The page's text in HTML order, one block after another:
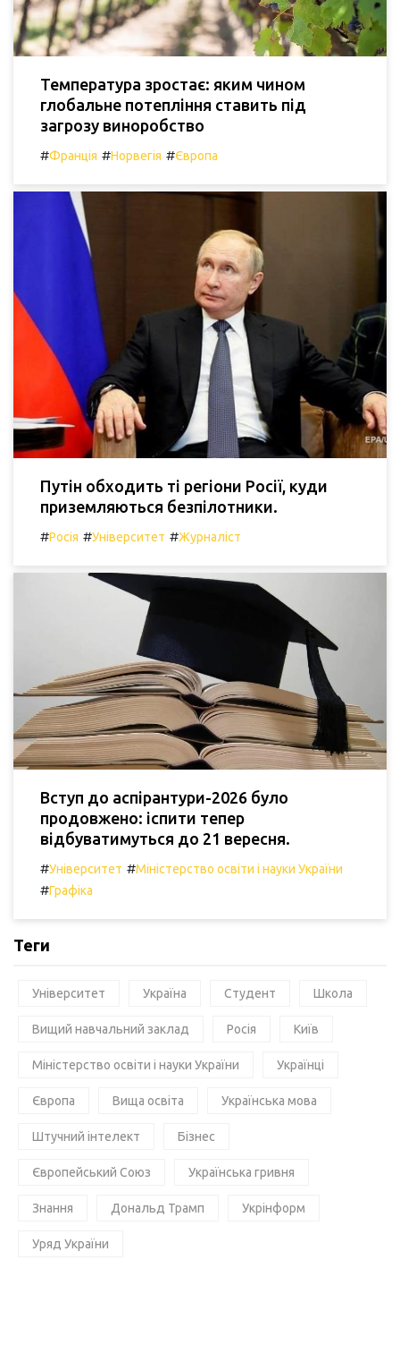
Температура зростає: яким чином
глобальне потепління ставить під
загрозу виноробство
#Франція #Норвегія #Європа
Путін обходить ті регіони Росії, куди
приземляються безпілотники.
#Росія #Університет #Журналіст
Вступ до аспірантури-2026 було
продовжено: іспити тепер
відбуватимуться до 21 вересня.
#Університет #Міністерство освіти і науки України
#Графіка
Теги
Університет Україна Студент Школа
Вищий навчальний заклад Росія Київ
Міністерство освіти і науки України Українці
Європа Вища освіта Українська мова
Штучний інтелект Бізнес
Європейський Союз Українська гривня
Знання Дональд Трамп Укрінформ
Уряд України